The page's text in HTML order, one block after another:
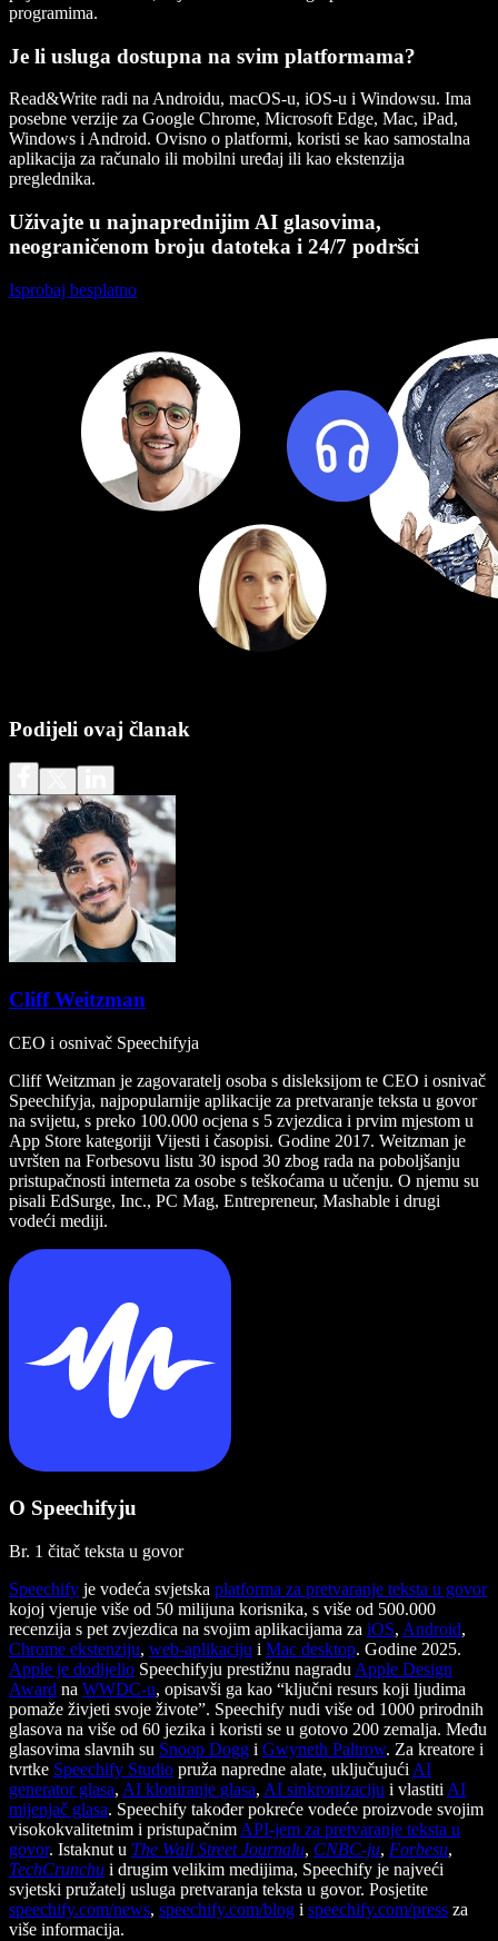
programima.
Je li usluga dostupna na svim platformama?
Read&Write radi na Androidu, macOS-u, iOS-u i Windowsu. Ima
posebne verzije za Google Chrome, Microsoft Edge, Mac, iPad,
Windows i Android. Ovisno o platformi, koristi se kao samostalna
aplikacija za računalo ili mobilni uređaj ili kao ekstenzija
preglednika.
Uživajte u najnaprednijim AI glasovima,
neograničenom broju datoteka i 24/7 podršci
Isprobaj besplatno
Podijeli ovaj članak
Cliff Weitzman
CEO i osnivač Speechifyja
Cliff Weitzman je zagovaratelj osoba s disleksijom te CEO i osnivač
Speechifyja, najpopularnije aplikacije za pretvaranje teksta u govor
na svijetu, s preko 100.000 ocjena s 5 zvjezdica i prvim mjestom u
App Store kategoriji Vijesti i časopisi. Godine 2017. Weitzman je
uvršten na Forbesovu listu 30 ispod 30 zbog rada na poboljšanju
pristupačnosti interneta za osobe s teškoćama u učenju. O njemu su
pisali EdSurge, Inc., PC Mag, Entrepreneur, Mashable i drugi
vodeći mediji.
O Speechifyju
Br. 1 čitač teksta u govor
Speechify je vodeća svjetska platforma za pretvaranje teksta u govor
kojoj vjeruje više od 50 milijuna korisnika, s više od 500.000
recenzija s pet zvjezdica na svojim aplikacijama za iOS, Android,
Chrome ekstenziju, web-aplikaciju i Mac desktop. Godine 2025.
Apple je dodijelio Speechifyju prestižnu nagradu Apple Design
Award na WWDC-u, opisavši ga kao “ključni resurs koji ljudima
pomaže živjeti svoje živote”. Speechify nudi više od 1000 prirodnih
glasova na više od 60 jezika i koristi se u gotovo 200 zemalja. Među
glasovima slavnih su Snoop Dogg i Gwyneth Paltrow. Za kreatore i
tvrtke Speechify Studio pruža napredne alate, uključujući AI
generator glasa, AI kloniranje glasa, AI sinkronizaciju i vlastiti AI
mijenjač glasa. Speechify također pokreće vodeće proizvode svojim
visokokvalitetnim i pristupačnim API-jem za pretvaranje teksta u
govor. Istaknut u The Wall Street Journalu, CNBC-ju, Forbesu,
TechCrunchu i drugim velikim medijima, Speechify je najveći
svjetski pružatelj usluga pretvaranja teksta u govor. Posjetite
speechify.com/news, speechify.com/blog i speechify.com/press za
više informacija.